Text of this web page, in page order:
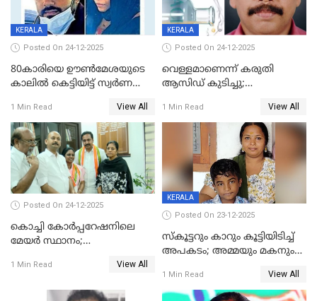
KERALA
Posted On 24-12-2025
80കാരിയെ ഊൺമേശയുടെ
കാലിൽ കെട്ടിയിട്ട് സ്വർണവും
കൊച്ചുമകനും സുഹൃത്തും
അറസ്റ്റിൽ
1 Min Read View All
KERALA
Posted On 24-12-2025
വെള്ളമാണെന്ന് കരുതി
ആസിഡ് കുടിച്ചു;
മരിച്ചു
1 Min Read View All
Posted On 24-12-2025
കൊച്ചി കോര്‍പ്പറേഷനിലെ
മേയര്‍ സ്ഥാനം;
രൂക്ഷം
1 Min Read View All
KERALA
Posted On 23-12-2025
സ്കൂട്ടറും കാറും കൂട്ടിയിടിച്ച്
അപകടം; അമ്മയും മകനും
ഗുരുതരാവസ്ഥയിൽ
1 Min Read View All